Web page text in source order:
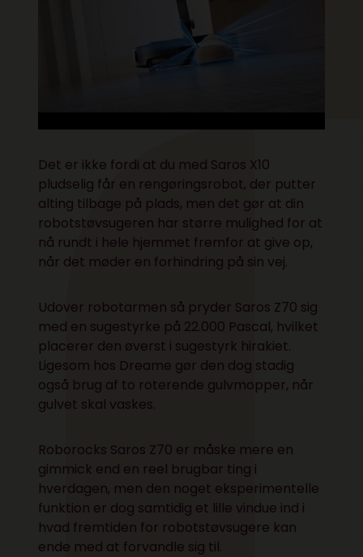
Det er ikke fordi at du med Saros X10
pludselig får en rengøringsrobot, der putter
alting tilbage på plads, men det gør at din
robotstøvsugeren har større mulighed for at
nå rundt i hele hjemmet fremfor at give op,
når det møder en forhindring på sin vej.
Udover robotarmen så pryder Saros Z70 sig
med en sugestyrke på 22.000 Pascal, hvilket
placerer den øverst i sugestyrk hirakiet.
Ligesom hos Dreame gør den dog stadig
også brug af to roterende gulvmopper, når
gulvet skal vaskes.
Roborocks Saros Z70 er måske mere en
gimmick end en reel brugbar ting i
hverdagen, men den noget eksperimentelle
funktion er dog samtidig et lille vindue ind i
hvad fremtiden for robotstøvsugere kan
ende med at forvandle sig til.